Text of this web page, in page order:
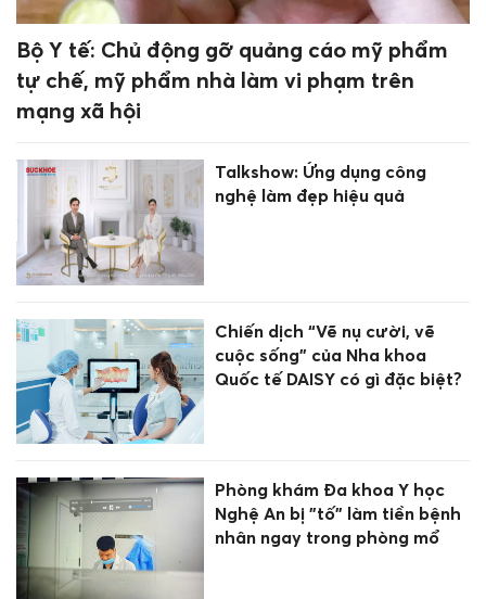
Bộ Y tế: Chủ động gỡ quảng cáo mỹ phẩm
tự chế, mỹ phẩm nhà làm vi phạm trên
mạng xã hội
Talkshow: Ứng dụng công
nghệ làm đẹp hiệu quả
Chiến dịch “Vẽ nụ cười, vẽ
cuộc sống” của Nha khoa
Quốc tế DAISY có gì đặc biệt?
Phòng khám Đa khoa Y học
Nghệ An bị "tố" làm tiền bệnh
nhân ngay trong phòng mổ